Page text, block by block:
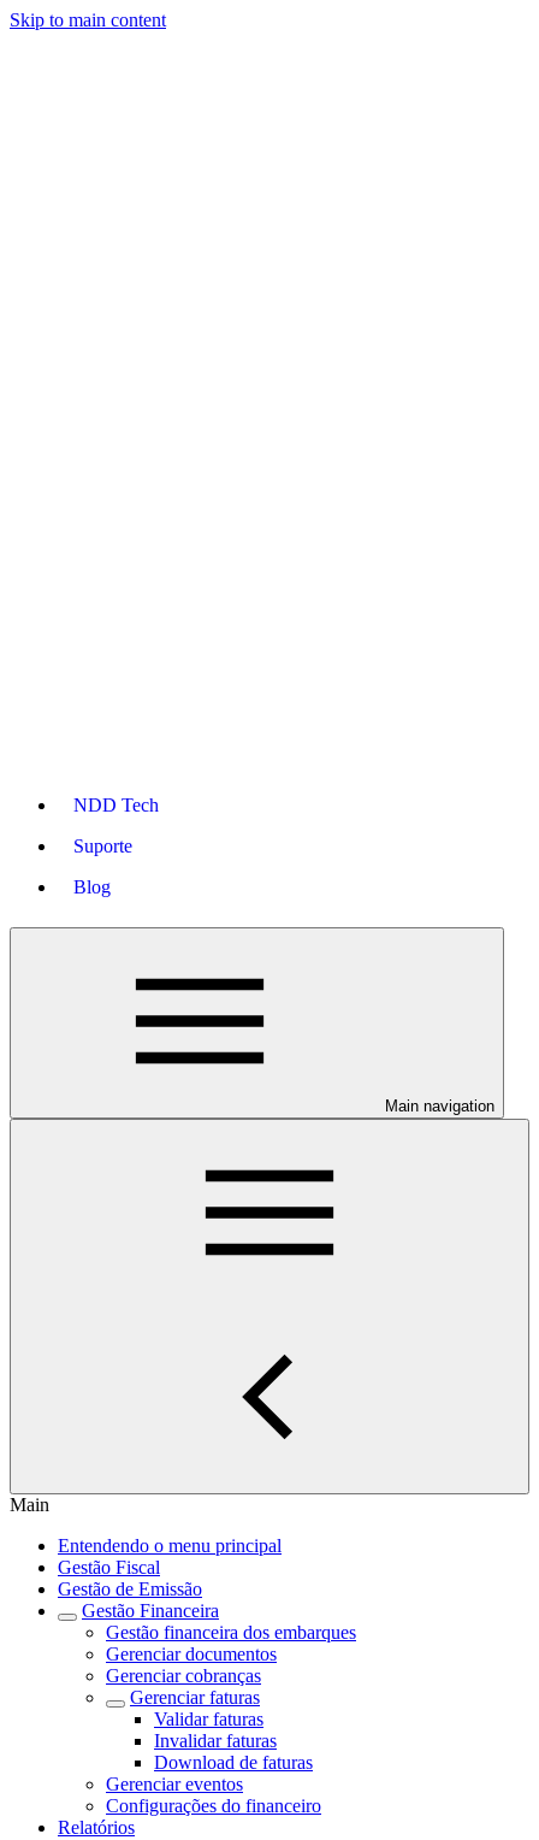
Skip to main content
NDD Tech
Suporte
Blog
Main navigation
Main
Entendendo o menu principal
Gestão Fiscal
Gestão de Emissão
Gestão Financeira
Gestão financeira dos embarques
Gerenciar documentos
Gerenciar cobranças
Gerenciar faturas
Validar faturas
Invalidar faturas
Download de faturas
Gerenciar eventos
Configurações do financeiro
Relatórios